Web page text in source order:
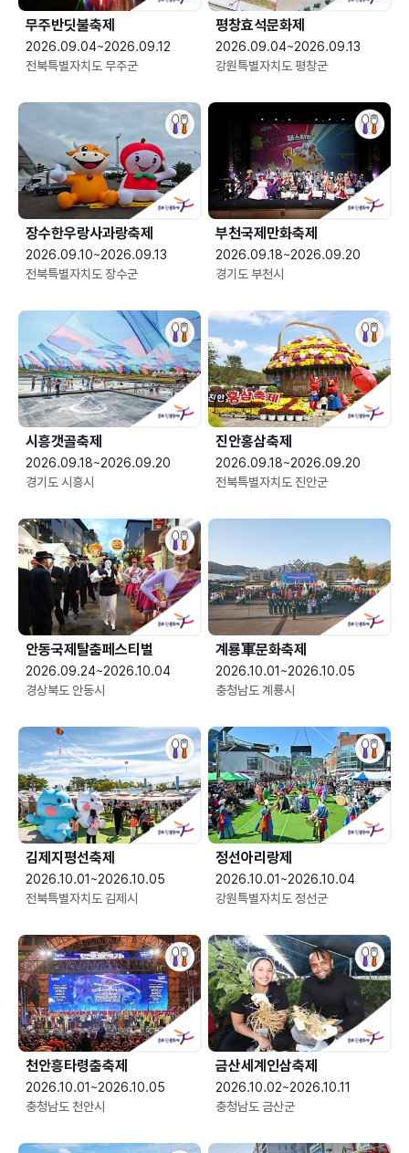
무주반딧불축제
2026.09.04~2026.09.12
전북특별자치도 무주군
평창효석문화제
2026.09.04~2026.09.13
강원특별자치도 평창군
장수한우랑사과랑축제
2026.09.10~2026.09.13
전북특별자치도 장수군
부천국제만화축제
2026.09.18~2026.09.20
경기도 부천시
시흥갯골축제
2026.09.18~2026.09.20
경기도 시흥시
진안홍삼축제
2026.09.18~2026.09.20
전북특별자치도 진안군
안동국제탈춤페스티벌
2026.09.24~2026.10.04
경상북도 안동시
2026.10.01~2026.10.05
충청남도 계룡시
김제지평선축제
2026.10.01~2026.10.05
전북특별자치도 김제시
정선아리랑제
2026.10.01~2026.10.04
강원특별자치도 정선군
천안흥타령춤축제
2026.10.01~2026.10.05
충청남도 천안시
금산세계인삼축제
2026.10.02~2026.10.11
충청남도 금산군